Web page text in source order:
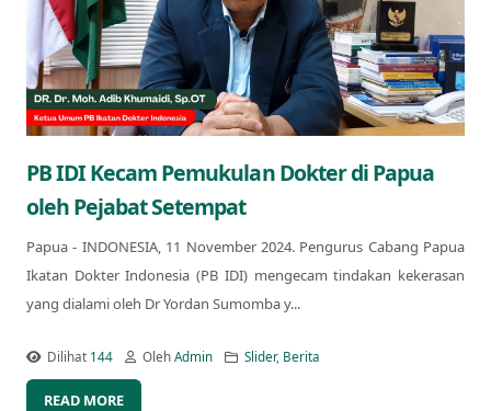
PB IDI Kecam Pemukulan Dokter di Papua
oleh Pejabat Setempat
Papua - INDONESIA, 11 November 2024. Pengurus Cabang Papua
Ikatan Dokter Indonesia (PB IDI) mengecam tindakan kekerasan
yang dialami oleh Dr Yordan Sumomba y...
Dilihat 144 OlehAdmin Slider, Berita
READ MORE